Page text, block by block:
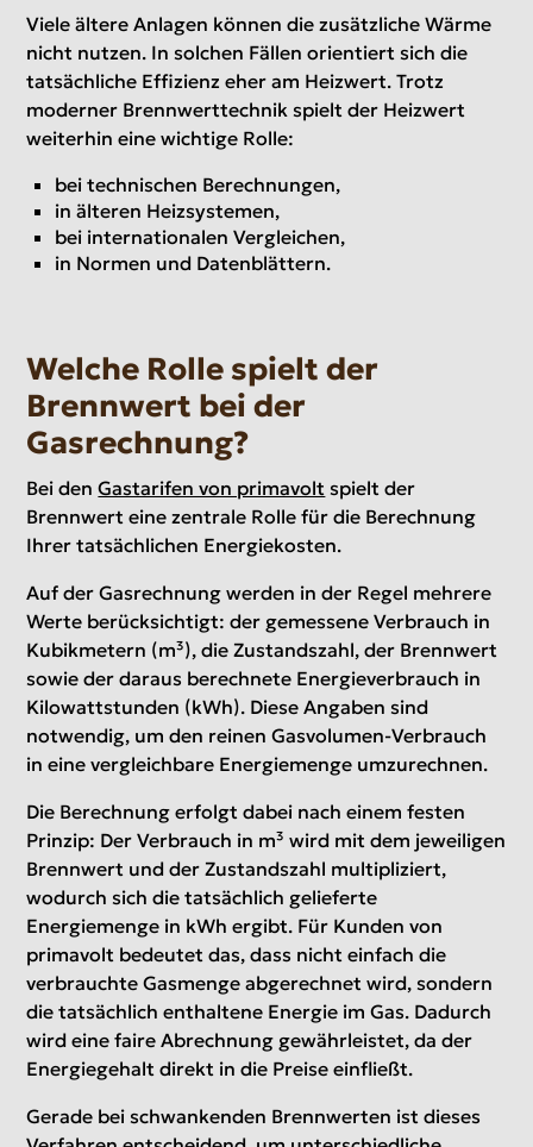
Viele ältere Anlagen können die zusätzliche Wärme
nicht nutzen. In solchen Fällen orientiert sich die
tatsächliche Effizienz eher am Heizwert. Trotz
moderner Brennwerttechnik spielt der Heizwert
weiterhin eine wichtige Rolle:
bei technischen Berechnungen,
in älteren Heizsystemen,
bei internationalen Vergleichen,
in Normen und Datenblättern.
Welche Rolle spielt der
Brennwert bei der
Gasrechnung?
Bei denGastarifen von primavolt spielt der
Brennwert eine zentrale Rolle für die Berechnung
Ihrer tatsächlichen Energiekosten.
Auf der Gasrechnung werden in der Regel mehrere
Werte berücksichtigt: der gemessene Verbrauch in
Kubikmetern (m³), die Zustandszahl, der Brennwert
sowie der daraus berechnete Energieverbrauch in
Kilowattstunden (kWh). Diese Angaben sind
notwendig, um den reinen Gasvolumen-Verbrauch
in eine vergleichbare Energiemenge umzurechnen.
Die Berechnung erfolgt dabei nach einem festen
Prinzip: Der Verbrauch in m³ wird mit dem jeweiligen
Brennwert und der Zustandszahl multipliziert,
wodurch sich die tatsächlich gelieferte
Energiemenge in kWh ergibt. Für Kunden von
primavolt bedeutet das, dass nicht einfach die
verbrauchte Gasmenge abgerechnet wird, sondern
die tatsächlich enthaltene Energie im Gas. Dadurch
wird eine faire Abrechnung gewährleistet, da der
Energiegehalt direkt in die Preise einfließt.
Gerade bei schwankenden Brennwerten ist dieses